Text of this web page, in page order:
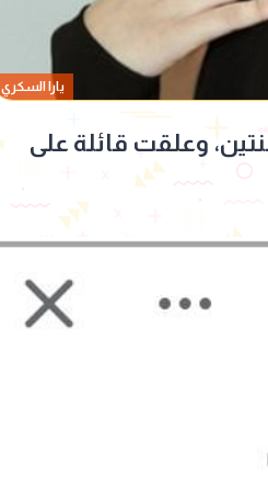
يارا السكري
وعلقت قائلة على